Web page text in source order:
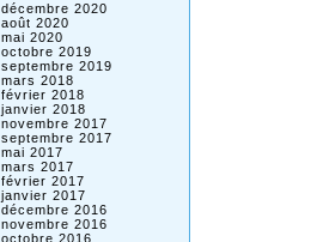
décembre 2020
août 2020
mai 2020
octobre 2019
septembre 2019
mars 2018
février 2018
janvier 2018
novembre 2017
septembre 2017
mai 2017
mars 2017
février 2017
janvier 2017
décembre 2016
novembre 2016
octobre 2016